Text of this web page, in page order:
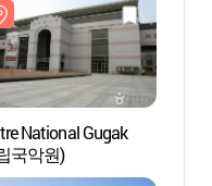
National Gugak
국악원)